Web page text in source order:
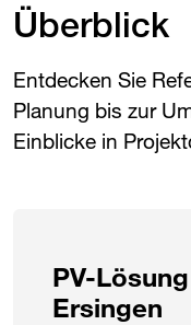
Überblick
Entdecken Sie
Planung bis zur
Einblicke in
PV-
Ersingen